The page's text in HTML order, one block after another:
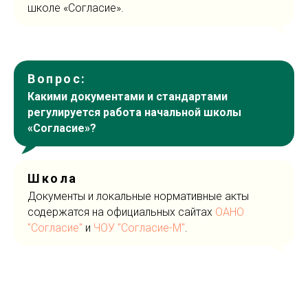
школе «Согласие».
Вопрос:
Какими документами и стандартами
регулируется работа начальной школы
«Согласие»?
Школа
Документы и локальные нормативные акты
содержатся на официальных сайтах ОАНО
"Согласие" и ЧОУ "Согласие-М".